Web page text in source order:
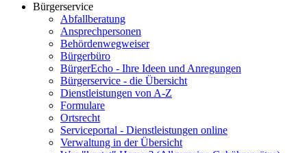
Bürgerservice
Abfallberatung
Ansprechpersonen
Behördenwegweiser
Bürgerbüro
BürgerEcho - Ihre Ideen und Anregungen
Bürgerservice - die Übersicht
Dienstleistungen von A-Z
Formulare
Ortsrecht
Serviceportal - Dienstleistungen online
Verwaltung in der Übersicht